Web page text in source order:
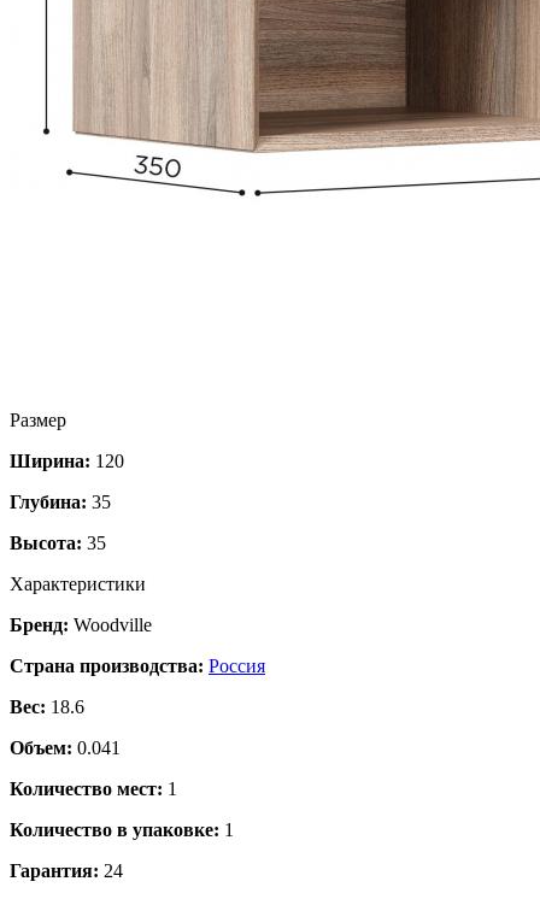
Размер
Ширина: 120
Глубина: 35
Высота: 35
Характеристики
Бренд: Woodville
Страна производства: Россия
Вес: 18.6
Объем: 0.041
Количество мест: 1
Количество в упаковке: 1
Гарантия: 24